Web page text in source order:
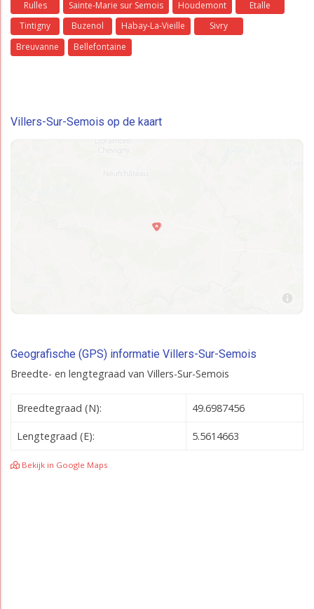
Rulles Sainte-Marie sur Semois Houdemont
Etalle
Tintigny
Buzenol Habay-La-Vieille
Sivry
Breuvanne
Bellefontaine
Villers-Sur-Semois op de kaart
Geografische (GPS) informatie Villers-Sur-Semois
Breedte- en lengtegraad van Villers-Sur-Semois
Breedtegraad (N): 49.6987456
Lengtegraad (E): 5.5614663
Bekijk in Google Maps